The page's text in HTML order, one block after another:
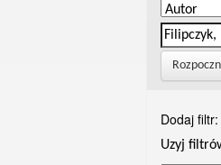
Dodaj filtr:
Uzyj